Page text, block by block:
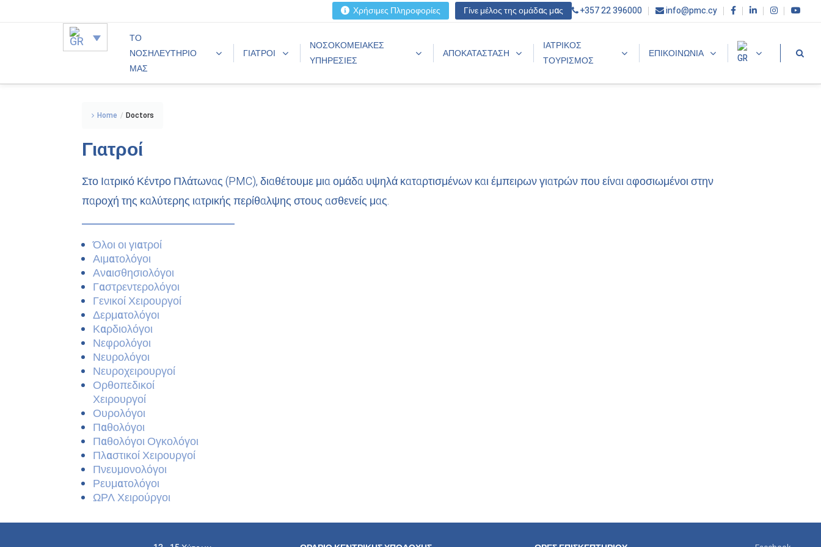
Χρήσιμες Πληροφορίες Γίνε μέλος της ομάδας μας +357 22 396000 info@pmc.cy
ΤΟ
ΝΟΣΗΛΕΥΤΗΡΙΟ
ΜΑΣ
ΓΙΑΤΡΟΙ
ΝΟΣΟΚΟΜΕΙΑΚΕΣ
ΥΠΗΡΕΣΙΕΣ
ΑΠΟΚΑΤΑΣΤΑΣΗ
ΙΑΤΡΙΚΟΣ
ΤΟΥΡΙΣΜΟΣ
ΕΠΙΚΟΙΝΩΝΙΑ
Home / Doctors
Γιατροί
Στο Ιατρικό Κέντρο Πλάτωνας (PMC), διαθέτουμε μια ομάδα υψηλά καταρτισμένων και έμπειρων γιατρών που είναι αφοσιωμένοι στην
παροχή της καλύτερης ιατρικής περίθαλψης στους ασθενείς μας.
Όλοι οι γιατροί
Αιματολόγοι
Αναισθησιολόγοι
Γαστρεντερολόγοι
Γενικοί Χειρουργοί
Δερματολόγοι
Καρδιολόγοι
Νεφρολόγοι
Νευρολόγοι
Νευροχειρουργοί
Ορθοπεδικοί
Χειρουργοί
Ουρολόγοι
Παθολόγοι
Παθολόγοι Ογκολόγοι
Πλαστικοί Χειρουργοί
Πνευμονολόγοι
Ρευματολόγοι
ΩΡΛ Χειρούργοι